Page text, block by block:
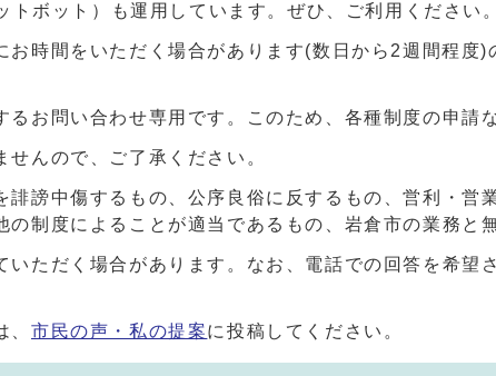
ボット）も運用しています。ぜひ、ご利用ください。
お時間をいただく場合があります(数日から2週間程度
お問い合わせ専用です。このため、各種制度の申請
んので、ご了承ください。
謗中傷するもの、公序良俗に反するもの、営利・営
制度によることが適当であるもの、岩倉市の業務と
いただく場合があります。なお、電話での回答を希望
市民の声・私の提案に投稿してください。